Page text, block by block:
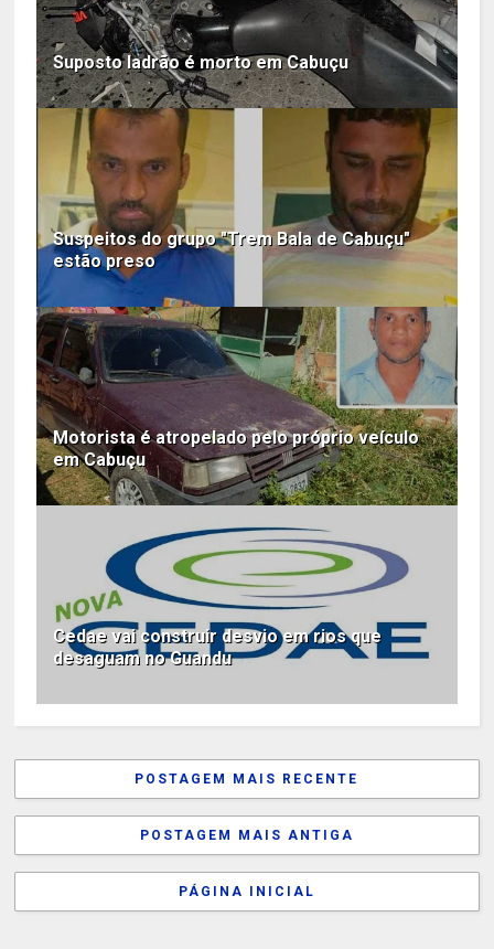
Suposto ladrão é morto em Cabuçu
Suspeitos do grupo "Trem Bala de Cabuçu"
estão preso
Motorista é atropelado pelo próprio veículo
em Cabuçu
Cedae vai construir desvio em rios que
desaguam no Guandu
POSTAGEM MAIS RECENTE
POSTAGEM MAIS ANTIGA
PÁGINA INICIAL